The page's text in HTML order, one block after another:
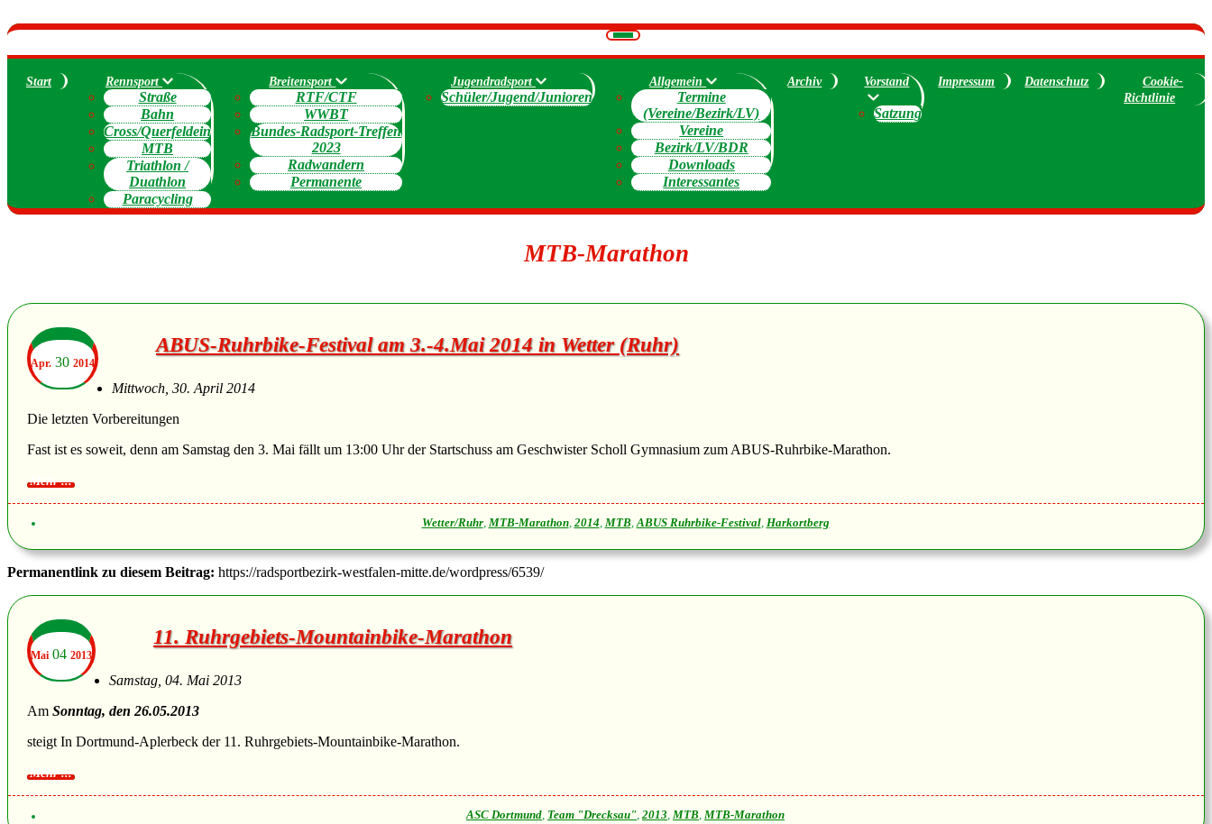
Navigation
umschalten
Start Rennsport
Straße
Bahn
Cross/Querfeldein
MTB
Triathlon /
Duathlon
Paracycling
Breitensport
RTF/CTF
WWBT
Bundes-Radsport-Treffen
2023
Radwandern
Permanente
Jugendradsport
Schüler/Jugend/Junioren
Allgemein
Termine
(Vereine/Bezirk/LV)
Vereine
Bezirk/LV/BDR
Downloads
Interessantes
Archiv Vorstand
Satzung
Impressum Datenschutz
Cookie-
Richtlinie
MTB-Marathon
Apr. 30 2014
ABUS-Ruhrbike-Festival am 3.-4.Mai 2014 in Wetter (Ruhr)
Mittwoch, 30. April 2014
Die letzten Vorbereitungen
Fast ist es soweit, denn am Samstag den 3. Mai fällt um 13:00 Uhr der Startschuss am Geschwister Scholl Gymnasium zum ABUS-Ruhrbike-Marathon.
Wetter/Ruhr, MTB-Marathon, 2014, MTB,ABUS Ruhrbike-Festival, Harkortberg
Permanentlink zu diesem Beitrag: https://radsportbezirk-westfalen-mitte.de/wordpress/6539/
Mai 04 2013
11. Ruhrgebiets-Mountainbike-Marathon
Samstag, 04. Mai 2013
Am Sonntag, den 26.05.2013
steigt In Dortmund-Aplerbeck der 11. Ruhrgebiets-Mountainbike-Marathon.
ASC Dortmund, Team "Drecksau", 2013, MTB, MTB-Marathon